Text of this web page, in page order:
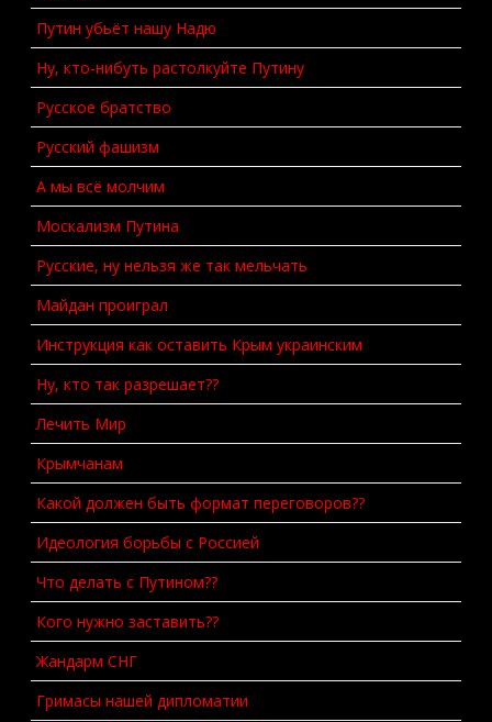
Путин убьёт нашу Надю
Ну, кто-нибуть растолкуйте Путину
Русское братство
Русский фашизм
А мы всё молчим
Москализм Путина
Русские, ну нельзя же так мельчать
Майдан проиграл
Инструкция как оставить Крым украинским
Ну, кто так разрешает??
Лечить Мир
Крымчанам
Какой должен быть формат переговоров??
Идеология борьбы с Россией
Что делать с Путином??
Кого нужно заставить??
Жандарм СНГ
Гримасы нашей дипломатии